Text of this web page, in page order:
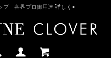
プ 各界プロ御用達 詳しく>